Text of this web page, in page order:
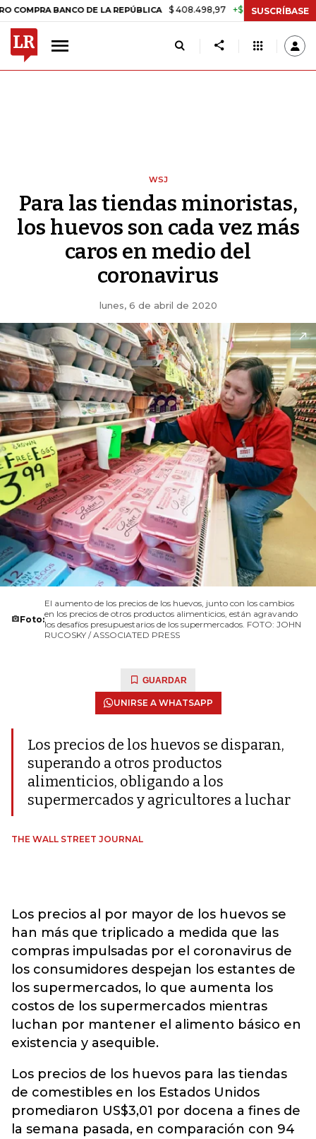
DE LA REPÚBLICA $ 408.498,97 +$ 8.753,81 +2,19% TASA
SUSCRÍBASE
WSJ
Para las tiendas minoristas,
los huevos son cada vez más
caros en medio del
coronavirus
lunes, 6 de abril de 2020
Foto:
El aumento de los precios de los huevos, junto con los cambios
en los precios de otros productos alimenticios, están agravando
los desafíos presupuestarios de los supermercados. FOTO: JOHN
RUCOSKY / ASSOCIATED PRESS
GUARDAR
UNIRSE A WHATSAPP
Los precios de los huevos se disparan,
superando a otros productos
alimenticios, obligando a los
supermercados y agricultores a luchar
THE WALL STREET JOURNAL
Los precios al por mayor de los huevos se
han más que triplicado a medida que las
compras impulsadas por el coronavirus de
los consumidores despejan los estantes de
los supermercados, lo que aumenta los
costos de los supermercados mientras
luchan por mantener el alimento básico en
existencia y asequible.
Los precios de los huevos para las tiendas
de comestibles en los Estados Unidos
promediaron US$3,01 por docena a fines de
la semana pasada, en comparación con 94